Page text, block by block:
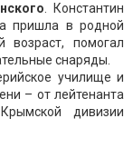
. Константин
пришла в родной
помогал
снаряды.
училище и
– от лейтенанта
дивизии